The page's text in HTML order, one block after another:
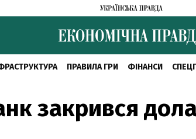
ПРАВИЛА ГРИ ФІНАНСИ
закрився